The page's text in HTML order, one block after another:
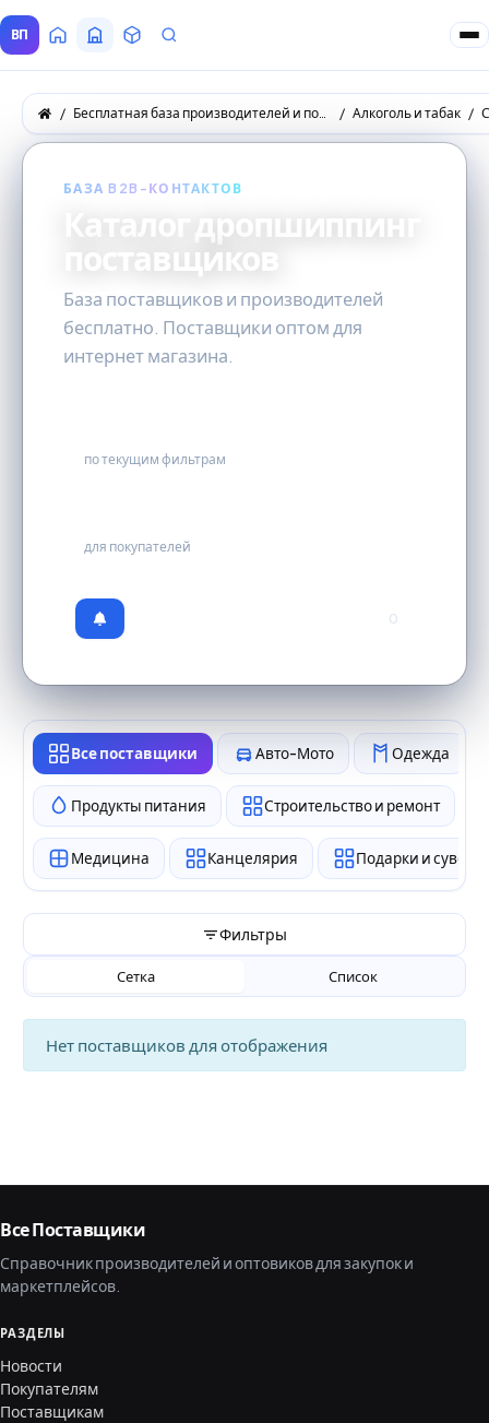
ВП ГлавнаяВсе Поставщики
ТоварыЗапросы покупателей
Бесплатная база производителей и поставщиков товаров оптом Алкоголь и табак
БАЗА B2B-КОНТАКТОВ
Каталог дропшиппинг
поставщиков
База поставщиков и производителей
бесплатно. Поставщики оптом для
интернет магазина.
по текущим фильтрам
для покупателей
0
Все поставщики Авто-Мото Одежда
Продукты питания Строительство и ремонт
Медицина Канцелярия Подарки и
Фильтры
Сетка Список
Нет поставщиков для отображения
Все Поставщики
Справочник производителей и оптовиков для закупок и
маркетплейсов.
РАЗДЕЛЫ
Новости
Покупателям
Поставщикам